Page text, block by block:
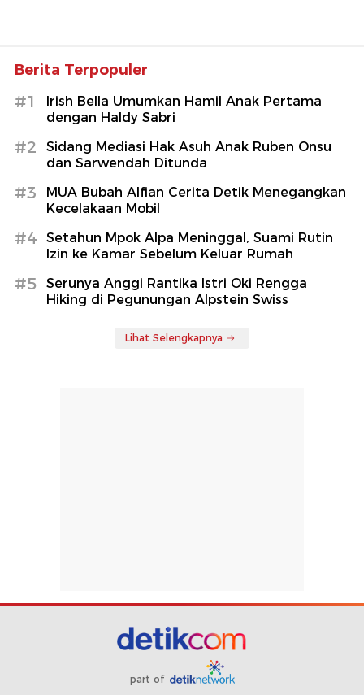
Berita Terpopuler
#1
Irish Bella Umumkan Hamil Anak Pertama
dengan Haldy Sabri
#2
Sidang Mediasi Hak Asuh Anak Ruben Onsu
dan Sarwendah Ditunda
#3
MUA Bubah Alfian Cerita Detik Menegangkan
Kecelakaan Mobil
#4
Setahun Mpok Alpa Meninggal, Suami Rutin
Izin ke Kamar Sebelum Keluar Rumah
#5
Serunya Anggi Rantika Istri Oki Rengga
Hiking di Pegunungan Alpstein Swiss
Lihat Selengkapnya
part of